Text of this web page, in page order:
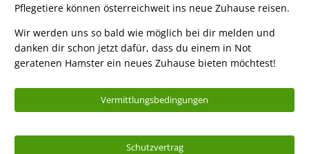
Pflegetiere können österreichweit ins neue Zuhause reisen.
Wir werden uns so bald wie möglich bei dir melden und
danken dir schon jetzt dafür, dass du einem in Not
geratenen Hamster ein neues Zuhause bieten möchtest!
Vermittlungsbedingungen
Schutzvertrag